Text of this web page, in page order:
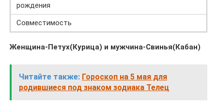
рождения
Совместимость
Женщина-Петух(Курица) и мужчина-Свинья(Кабан)
Читайте также: Гороскоп на 5 мая для
родившиеся под знаком зодиака Телец